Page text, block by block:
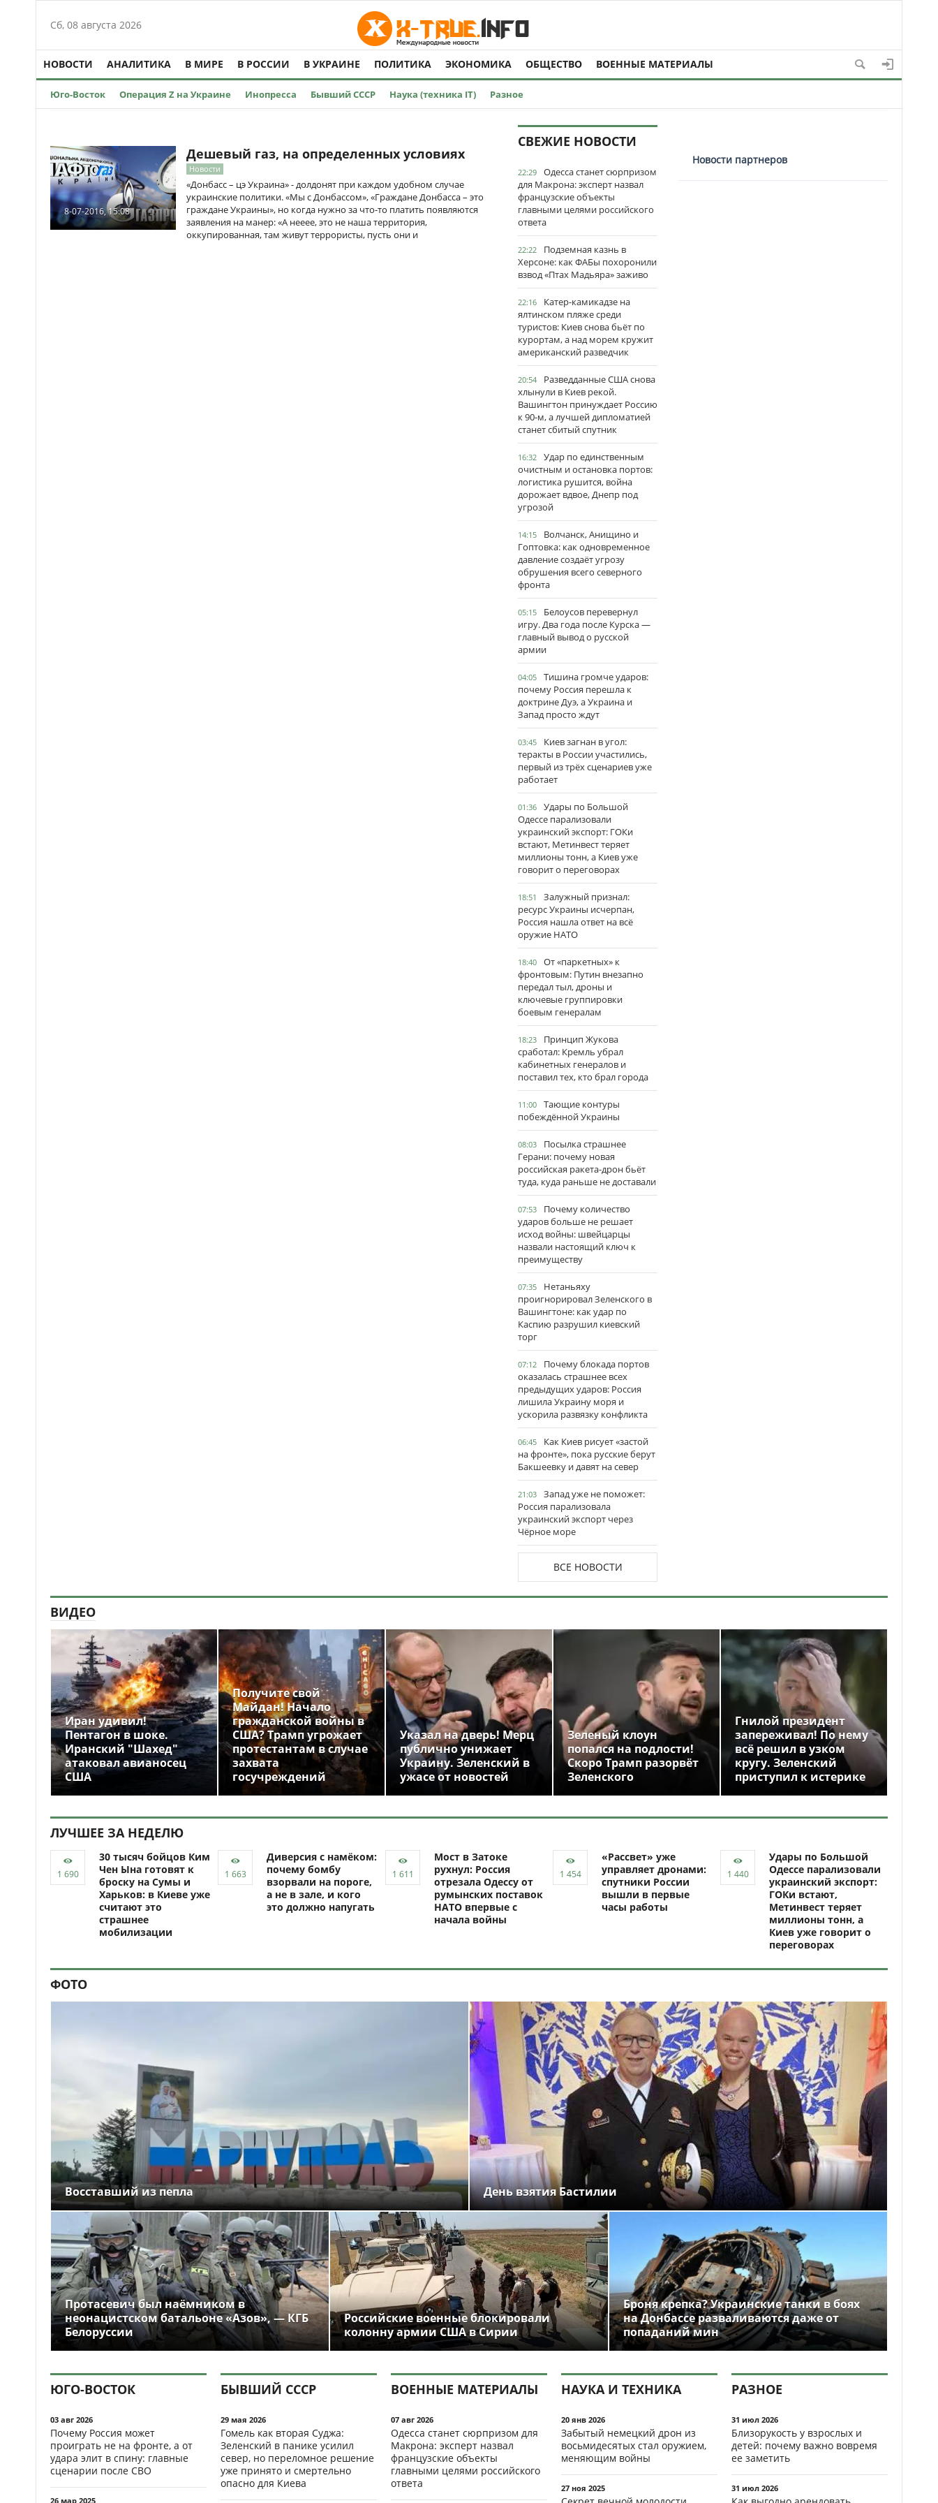
Сб, 08 августа 2026
НОВОСТИ АНАЛИТИКА В МИРЕ В РОССИИ В УКРАИНЕ ПОЛИТИКА ЭКОНОМИКА ОБЩЕСТВО ВОЕННЫЕ МАТЕРИАЛЫ
Юго-Восток Операция Z на Украине Инопресса Бывший СССР Наука (техника IT) Разное
8-07-2016, 15:08
Дешевый газ, на определенных условиях
Новости
«Донбасс – цэ Украина» - долдонят при каждом удобном случае
украинские политики. «Мы с Донбассом», «Граждане Донбасса – это
граждане Украины», но когда нужно за что-то платить появляются
заявления на манер: «А нееее, это не наша территория,
оккупированная, там живут террористы, пусть они и
СВЕЖИЕ НОВОСТИ
22:29
Одесса станет сюрпризом
для Макрона: эксперт назвал
французские объекты
главными целями российского
ответа
22:22
Подземная казнь в
Херсоне: как ФАБы похоронили
взвод «Птах Мадьяра» заживо
22:16
Катер-камикадзе на
ялтинском пляже среди
туристов: Киев снова бьёт по
курортам, а над морем кружит
американский разведчик
20:54
Разведданные США снова
хлынули в Киев рекой.
Вашингтон принуждает Россию
к 90-м, а лучшей дипломатией
станет сбитый спутник
16:32
Удар по единственным
очистным и остановка портов:
логистика рушится, война
дорожает вдвое, Днепр под
угрозой
14:15
Волчанск, Анищино и
Гоптовка: как одновременное
давление создаёт угрозу
обрушения всего северного
фронта
05:15
Белоусов перевернул
игру. Два года после Курска —
главный вывод о русской
армии
04:05
Тишина громче ударов:
почему Россия перешла к
доктрине Дуэ, а Украина и
Запад просто ждут
03:45
Киев загнан в угол:
теракты в России участились,
первый из трёх сценариев уже
работает
01:36
Удары по Большой
Одессе парализовали
украинский экспорт: ГОКи
встают, Метинвест теряет
миллионы тонн, а Киев уже
говорит о переговорах
18:51
Залужный признал:
ресурс Украины исчерпан,
Россия нашла ответ на всё
оружие НАТО
18:40
От «паркетных» к
фронтовым: Путин внезапно
передал тыл, дроны и
ключевые группировки
боевым генералам
18:23
Принцип Жукова
сработал: Кремль убрал
кабинетных генералов и
поставил тех, кто брал города
11:00
Тающие контуры
побеждённой Украины
08:03
Посылка страшнее
Герани: почему новая
российская ракета-дрон бьёт
туда, куда раньше не доставали
07:53
Почему количество
ударов больше не решает
исход войны: швейцарцы
назвали настоящий ключ к
преимуществу
07:35
Нетаньяху
проигнорировал Зеленского в
Вашингтоне: как удар по
Каспию разрушил киевский
торг
07:12
Почему блокада портов
оказалась страшнее всех
предыдущих ударов: Россия
лишила Украину моря и
ускорила развязку конфликта
06:45
Как Киев рисует «застой
на фронте», пока русские берут
Бакшеевку и давят на север
21:03
Запад уже не поможет:
Россия парализовала
украинский экспорт через
Чёрное море
ВСЕ НОВОСТИ
Новости партнеров
ВИДЕО
Иран удивил!
Пентагон в шоке.
Иранский "Шахед"
атаковал авианосец
США
Получите свой
Майдан! Начало
гражданской войны в
США? Трамп угрожает
протестантам в случае
захвата
госучреждений
Указал на дверь! Мерц
публично унижает
Украину. Зеленский в
ужасе от новостей
Зеленый клоун
попался на подлости!
Скоро Трамп разорвёт
Зеленского
Гнилой президент
запереживал! По нему
всё решил в узком
кругу. Зеленский
приступил к истерике
ЛУЧШЕЕ ЗА НЕДЕЛЮ
30 тысяч бойцов Ким
Чен Ына готовят к
броску на Сумы и
Харьков: в Киеве уже
считают это
страшнее
мобилизации
Диверсия с намёком:
почему бомбу
взорвали на пороге,
а не в зале, и кого
это должно напугать
Мост в Затоке
рухнул: Россия
отрезала Одессу от
румынских поставок
НАТО впервые с
начала войны
«Рассвет» уже
управляет дронами:
спутники России
вышли в первые
часы работы
Удары по Большой
Одессе парализовали
украинский экспорт:
ГОКи встают,
Метинвест теряет
миллионы тонн, а
Киев уже говорит о
переговорах
ФОТО
Восставший из пепла День взятия Бастилии
Протасевич был наёмником в
неонацистском батальоне «Азов», — КГБ
Белоруссии
Российские военные блокировали
колонну армии США в Сирии
Броня крепка? Украинские танки в боях
на Донбассе разваливаются даже от
попаданий мин
ЮГО-ВОСТОК
03 авг 2026
Почему Россия может
проиграть не на фронте, а от
удара элит в спину: главные
сценарии после СВО
26 мар 2025
БЫВШИЙ СССР
29 мая 2026
Гомель как вторая Суджа:
Зеленский в панике усилил
север, но переломное решение
уже принято и смертельно
опасно для Киева
ВОЕННЫЕ МАТЕРИАЛЫ
07 авг 2026
Одесса станет сюрпризом для
Макрона: эксперт назвал
французские объекты
главными целями российского
ответа
НАУКА И ТЕХНИКА
20 янв 2026
Забытый немецкий дрон из
восьмидесятых стал оружием,
меняющим войны
27 ноя 2025
РАЗНОЕ
31 июл 2026
Близорукость у взрослых и
детей: почему важно вовремя
ее заметить
31 июл 2026